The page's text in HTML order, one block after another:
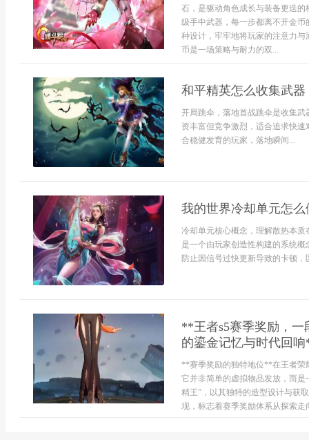
石，是驱动角色成长与装备更迭
级手中武器，每一步都离不开金
种设计，牢牢地将玩家的注意力
币是一场策略与耐力的双...
和平精英怎么收集武
开局跳伞，落地首战跳伞是收集
资丰富但竞争激烈，适合追求快
合稳健发育的玩家，落地瞬间...
我的世界冷却单元怎
冷却单元核心概念，理解散热本
是一个由玩家创造性构建的系统
防止因信号过快更新导致的卡顿，
**王者s5赛季奖励，
的鎏金记忆与时代回
**赛季奖励的独特地位**在王者荣
它并非简单的虚拟物品发放，而
精王”，以其独特的造型设计与获
现，标志着赛季奖励体系从探索